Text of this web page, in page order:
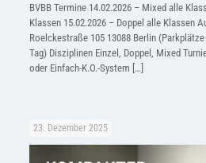
BVBB Termine 14.02.2026 – Mixed alle
Klassen 15.02.2026 – Doppel alle Klassen
Roelckestraße 105 13088 Berlin
Tag) Disziplinen Einzel, Doppel, Mixed
oder Einfach-K.O.-System […]
23. Dezember 2025